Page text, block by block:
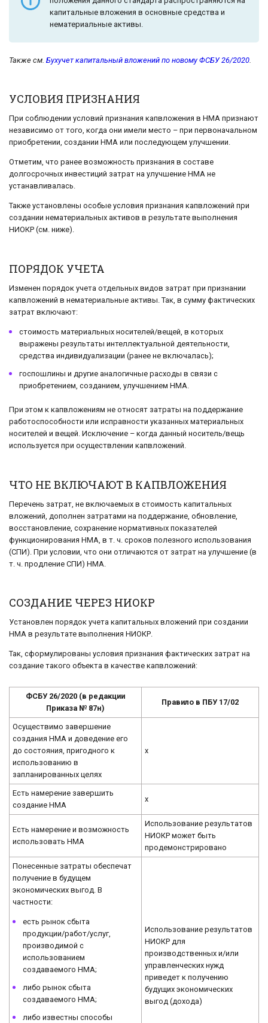
капитальные вложения в основные средства и
нематериальные активы.
Также см. Бухучет капитальный вложений по новому ФСБУ 26/2020
УСЛОВИЯ ПРИЗНАНИЯ
При соблюдении условий признания капвложения в НМА признают
независимо от того, когда они имели место – при первоначальном
приобретении, создании НМА или последующем улучшении.
Отметим, что ранее возможность признания в составе
долгосрочных инвестиций затрат на улучшение НМА не
устанавливалась.
Также установлены особые условия признания капвложений при
создании нематериальных активов в результате выполнения
НИОКР (см. ниже).
ПОРЯДОК УЧЕТА
Изменен порядок учета отдельных видов затрат при признании
капвложений в нематериальные активы. Так, в сумму фактических
затрат включают:
стоимость материальных носителей/вещей, в которых
выражены результаты интеллектуальной деятельности,
средства индивидуализации (ранее не включалась);
госпошлины и другие аналогичные расходы в связи с
приобретением, созданием, улучшением НМА.
При этом к капвложениям не относят затраты на поддержание
работоспособности или исправности указанных материальных
носителей и вещей. Исключение – когда данный носитель/вещь
используется при осуществлении капвложений.
ЧТО НЕ ВКЛЮЧАЮТ В КАПВЛОЖЕНИЯ
Перечень затрат, не включаемых в стоимость капитальных
вложений, дополнен затратами на поддержание, обновление,
восстановление, сохранение нормативных показателей
функционирования НМА, в т. ч. сроков полезного использования
(СПИ). При условии, что они отличаются от затрат на улучшение (в
т. ч. продление СПИ) НМА.
СОЗДАНИЕ ЧЕРЕЗ НИОКР
Установлен порядок учета капитальных вложений при создании
НМА в результате выполнения НИОКР.
Так, сформулированы условия признания фактических затрат на
создание такого объекта в качестве капвложений:
ФСБУ 26/2020 (в редакции
Приказа № 87н)
Правило в ПБУ 17/02
Осуществимо завершение
создания НМА и доведение его
до состояния, пригодного к
использованию в
запланированных целях
x
Есть намерение завершить
создание НМА
x
Есть намерение и возможность
использовать НМА
Использование результатов
НИОКР может быть
продемонстрировано
Понесенные затраты обеспечат
получение в будущем
экономических выгод. В
частности:
есть рынок сбыта
продукции/работ/услуг,
производимой с
использованием
создаваемого НМА;
либо рынок сбыта
создаваемого НМА;
либо известны способы
Использование результатов
НИОКР для
производственных и/или
управленческих нужд
приведет к получению
будущих экономических
выгод (дохода)